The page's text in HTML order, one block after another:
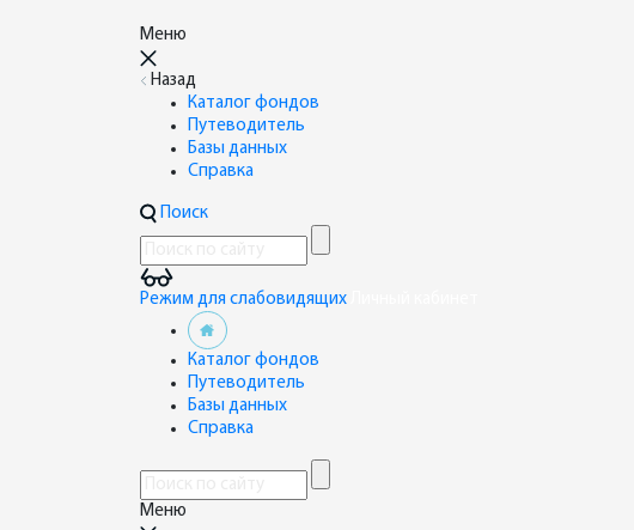
Меню
Назад
Каталог фондов
Путеводитель
Базы данных
Справка
Поиск
Режим для слабовидящих
Каталог фондов
Путеводитель
Базы данных
Справка
Меню